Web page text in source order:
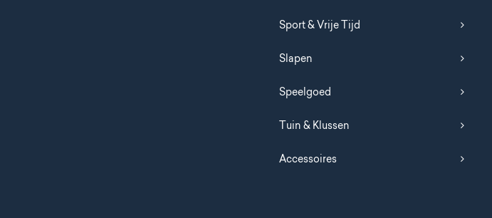
Sport & Vrije Tijd
Slapen
Speelgoed
Tuin & Klussen
Accessoires